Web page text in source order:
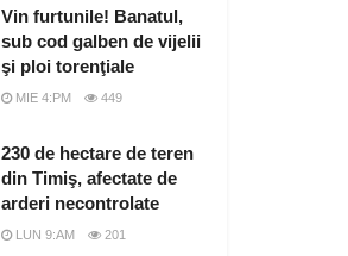
Vin furtunile! Banatul,
sub cod galben de vijelii
şi ploi torenţiale
MIE 4:PM 449
230 de hectare de teren
din Timiş, afectate de
arderi necontrolate
LUN 9:AM 201